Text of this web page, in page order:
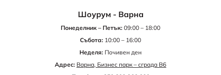
Шоурум - Варна
Понеделник – Петък: 09:00 – 18:00
Събота: 10:00 – 16:00
Неделя: Почивен ден
Адрес: Варна, Бизнес парк – сграда B6